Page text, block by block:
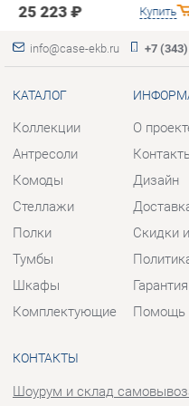
Коллекции
Комоды
Тумбы
Шкафы
Комплектующие
О проекте
Дизайн
Политика
Гарантия
Помощь
КОНТАКТЫ
Шоурум и склад самовывоза
Адрес: г. Березовский, ул.
Ленина, 2
Часы работы:
Пн - Пт:10:00 - 20:00 (GMT+5)